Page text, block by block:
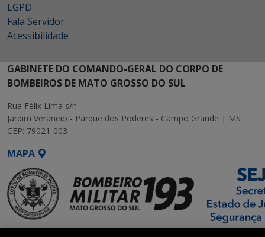
LGPD
Fala Servidor
Acessibilidade
GABINETE DO COMANDO-GERAL DO CORPO DE
BOMBEIROS DE MATO GROSSO DO SUL
Rua Félix Lima s/n
Jardim Veraneio - Parque dos Poderes - Campo Grande | MS
CEP: 79021-003
MAPA